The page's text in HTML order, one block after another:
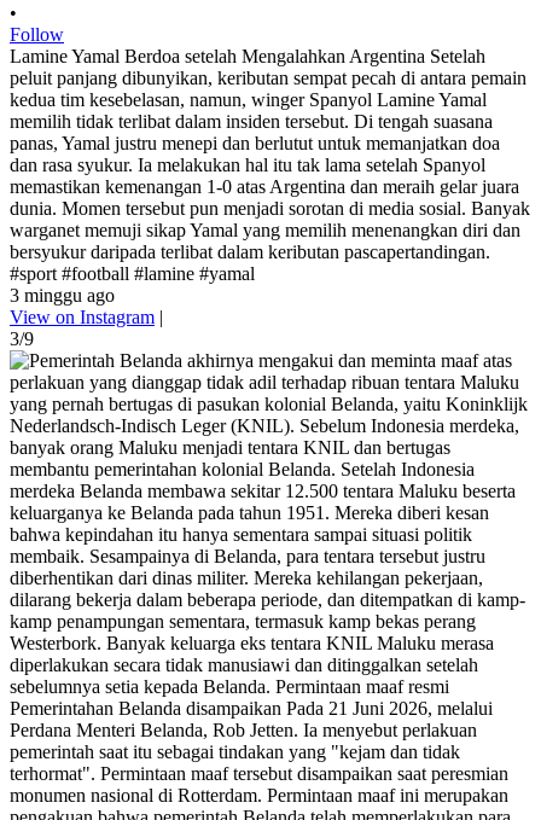
•
Follow
Lamine Yamal Berdoa setelah Mengalahkan Argentina Setelah
peluit panjang dibunyikan, keributan sempat pecah di antara pemain
kedua tim kesebelasan, namun, winger Spanyol Lamine Yamal
memilih tidak terlibat dalam insiden tersebut. Di tengah suasana
panas, Yamal justru menepi dan berlutut untuk memanjatkan doa
dan rasa syukur. Ia melakukan hal itu tak lama setelah Spanyol
memastikan kemenangan 1-0 atas Argentina dan meraih gelar juara
dunia. Momen tersebut pun menjadi sorotan di media sosial. Banyak
warganet memuji sikap Yamal yang memilih menenangkan diri dan
bersyukur daripada terlibat dalam keributan pascapertandingan.
#sport #football #lamine #yamal
3 minggu ago
View on Instagram |
3/9